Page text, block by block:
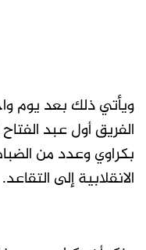
ويأتي ذلك بعد يوم
الفريق أول عبد الفتاح
بكراوي وعدد من
الانقلابية إلى التقاعد.